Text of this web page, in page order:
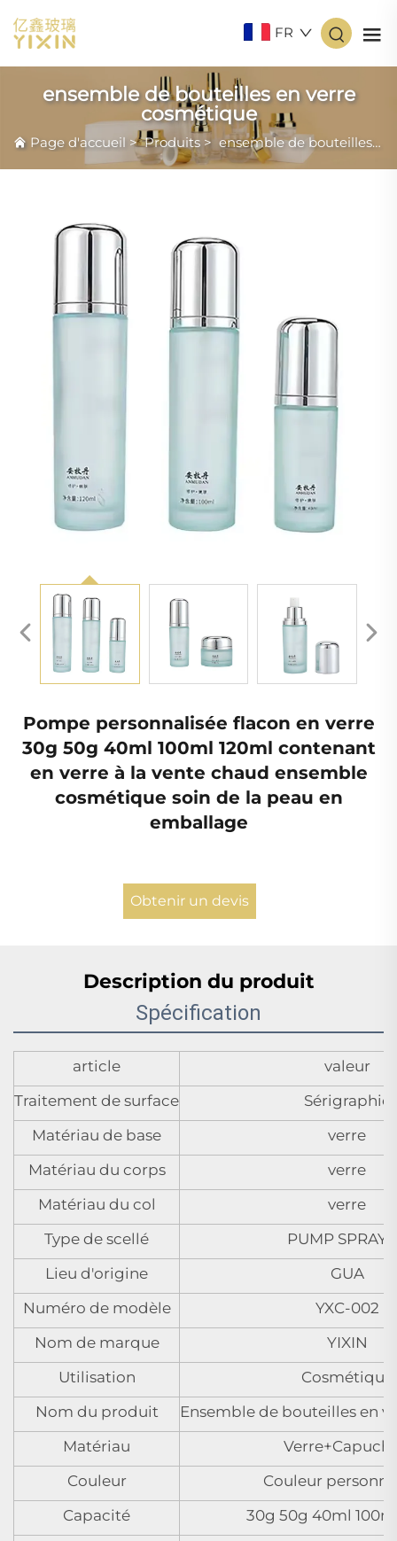
FR
ensemble de bouteilles en verre
cosmétique
Page d'accueil >Produits > ensemble de bouteilles en verre cosmétique
Pompe personnalisée flacon en verre
30g 50g 40ml 100ml 120ml contenant
en verre à la vente chaud ensemble
cosmétique soin de la peau en
emballage
Obtenir un devis
Description du produit
Spécification
article
valeur
Traitement de surface
Sérigraphie
Matériau de base
verre
Matériau du corps
verre
Matériau du col
verre
Type de scellé
PUMP
Lieu d'origine
GUA
Numéro de modèle
YXC-002
Nom de marque
YIXIN
Utilisation
Cosmétique
Nom du produit
Ensemble de bouteilles en
Matériau
Couleur
Couleur
Capacité
30g 50g 40ml